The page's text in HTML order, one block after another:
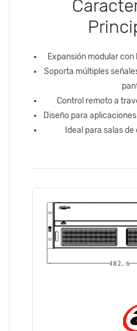
Expansión modular
Soporta múltiples
Control remoto a
Diseño para
Ideal para salas